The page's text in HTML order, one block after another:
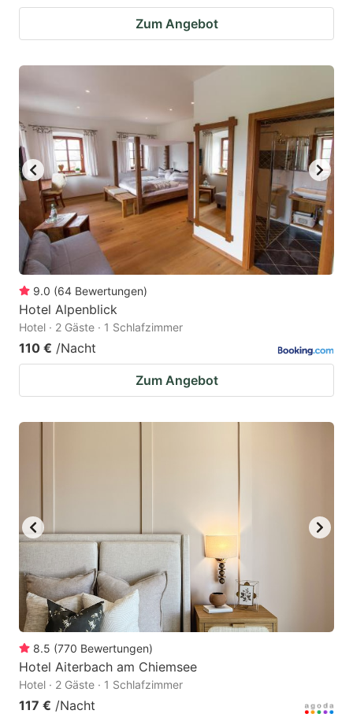
Zum Angebot
9.0 (64 Bewertungen)
Hotel Alpenblick
Hotel · 2 Gäste · 1 Schlafzimmer
110 € /Nacht
Zum Angebot
8.5 (770 Bewertungen)
Hotel Aiterbach am Chiemsee
Hotel · 2 Gäste · 1 Schlafzimmer
117 € /Nacht